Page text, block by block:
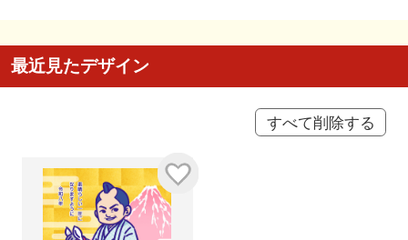
最近見たデザイン
すべて削除する